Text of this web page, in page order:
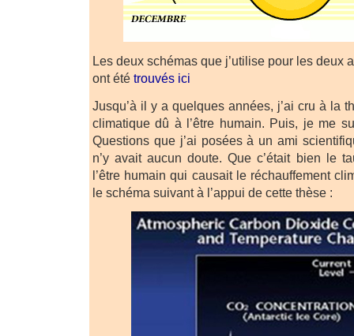
Les deux schémas que j’utilise pour les deux
ont été trouvés ici
Jusqu’à il y a quelques années, j’ai cru à la
climatique dû à l’être humain. Puis, je me
Questions que j’ai posées à un ami
n’y avait aucun doute. Que c’était bien le
l’être humain qui causait le réchauffement
le schéma suivant à l’appui de cette thèse :